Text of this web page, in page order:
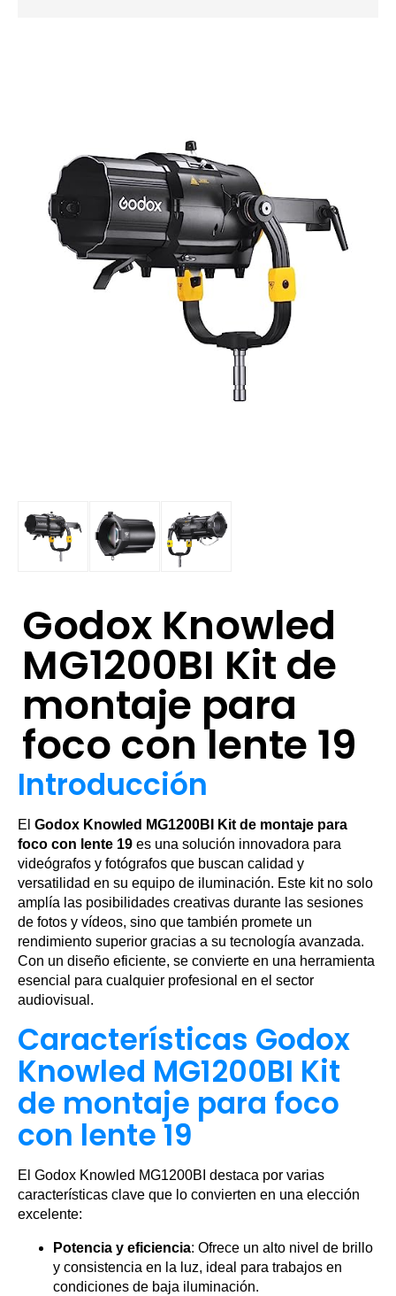
Godox Knowled
MG1200BI Kit de
montaje para
foco con lente 19
Introducción
El Godox Knowled MG1200BI Kit de montaje para
foco con lente 19 es una solución innovadora para
videógrafos y fotógrafos que buscan calidad y
versatilidad en su equipo de iluminación. Este kit no solo
amplía las posibilidades creativas durante las sesiones
de fotos y vídeos, sino que también promete un
rendimiento superior gracias a su tecnología avanzada.
Con un diseño eficiente, se convierte en una herramienta
esencial para cualquier profesional en el sector
audiovisual.
Características Godox
Knowled MG1200BI Kit
de montaje para foco
con lente 19
El Godox Knowled MG1200BI destaca por varias
características clave que lo convierten en una elección
excelente:
Potencia y eficiencia: Ofrece un alto nivel de brillo
y consistencia en la luz, ideal para trabajos en
condiciones de baja iluminación.